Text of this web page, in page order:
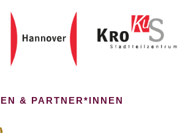
& PARTNER*INNEN